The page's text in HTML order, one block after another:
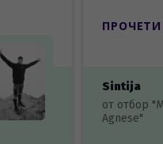
Sintija
от отбор
Agnese"